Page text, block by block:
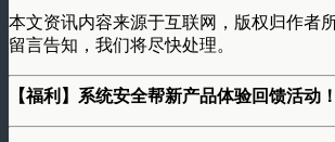
本文资讯内容来源于互联网，版权归作者
留言告知，我们将尽快处理。
【福利】系统安全帮新产品体验回馈活动！